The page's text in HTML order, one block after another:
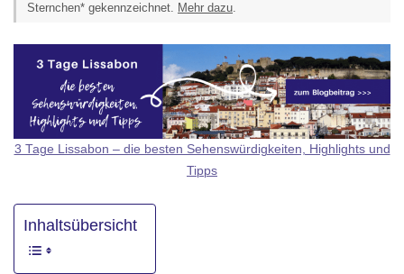
Sternchen* gekennzeichnet. Mehr dazu.
3 Tage Lissabon – die besten Sehenswürdigkeiten, Highlights und
Tipps
Inhaltsübersicht